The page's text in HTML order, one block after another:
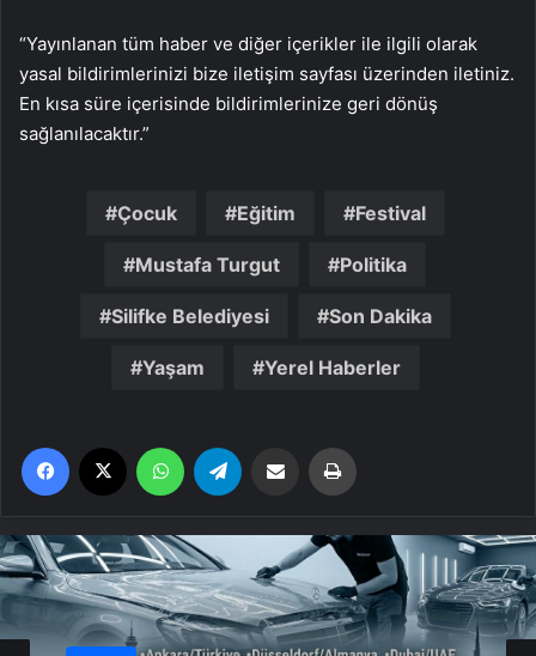
“Yayınlanan tüm haber ve diğer içerikler ile ilgili olarak
yasal bildirimlerinizi bize iletişim sayfası üzerinden iletiniz.
En kısa süre içerisinde bildirimlerinize geri dönüş
sağlanılacaktır.”
Çocuk Eğitim Festival
Mustafa Turgut Politika
Silifke Belediyesi Son Dakika
Yaşam Yerel Haberler
Facebook WhatsApp Email'den paylaş